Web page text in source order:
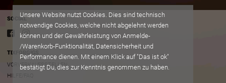
SOCIAL
TIXFORGIGS
VORVERKAUFSSTELLEN
HILFE/FAQ
Unsere Website nutzt Cookies. Dies sind technisch
notwendige Cookies, welche nicht abgelehnt werden
können und der Gewährleistung von Anmelde-
/Warenkorb-Funktionalität, Datensicherheit und
Performance dienen. Mit einem Klick auf "Das ist ok"
bestätigt Du, dies zur Kenntnis genommen zu haben.